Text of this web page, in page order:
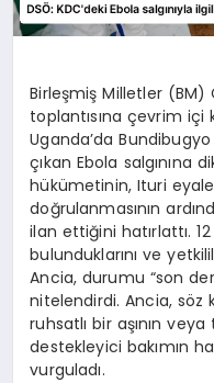
Birleşmiş Milletler (BM)
toplantısına çevrim içi
Uganda’da
çıkan Ebola salgınına
hükümetinin, Ituri
doğrulanmasının
ilan ettiğini hatırlattı.
bulunduklarını ve
Ancia, durumu “son
nitelendirdi. Ancia, söz
ruhsatlı bir aşının
destekleyici bakımın
vurguladı.